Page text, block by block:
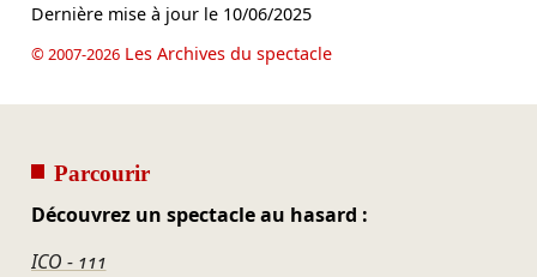
Dernière mise à jour le 10/06/2025
© 2007-2026Les Archives du spectacle
Parcourir
Découvrez un spectacle au hasard :
ICO - 111